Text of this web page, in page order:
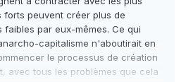
forts peuvent créer plus de
par eux-mêmes. Ce qui
capitalisme n'aboutirait en
le processus de création
avec tous les problèmes que cela